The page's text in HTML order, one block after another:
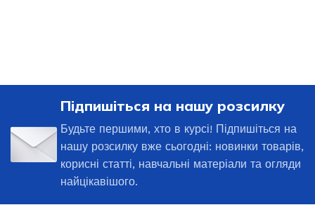
Підпишіться на нашу розсилку
Будьте першими, хто в курсі! Підпишіться на
нашу розсилку вже сьогодні: новинки товарів,
корисні статті, навчальні матеріали та огляди
найцікавішого.